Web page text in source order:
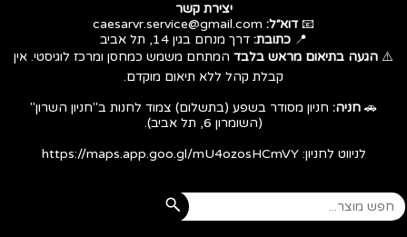
יצירת קשר
📧דוא״ל:
📍 כתובת: דרך מנחם בגין 14, תל אביב
⚠️ הגעה בתיאום מראש בלבד המתחם משמש כמחסן ומרכז לוגיסטי. אין
קבלת קהל ללא תיאום מוקדם.
🚗 חניה: חניון מסודר בשפע (בתשלום) צמוד לחנות ב"חניון השרון"
(השומרון 6, תל אביב).
לניווט לחניון:https://maps.app.goo.gl/mU4ozosHCmVY